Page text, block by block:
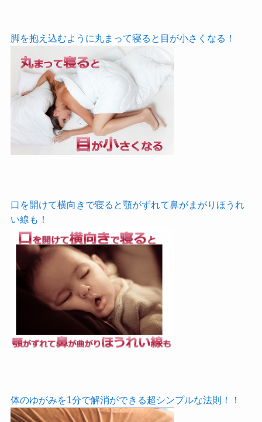
脚を抱え込むように丸まって寝ると目が小さくなる！
口を開けて横向きで寝ると顎がずれて鼻がまがりほうれ
い線も！
体のゆがみを1分で解消ができる超シンプルな法則！！